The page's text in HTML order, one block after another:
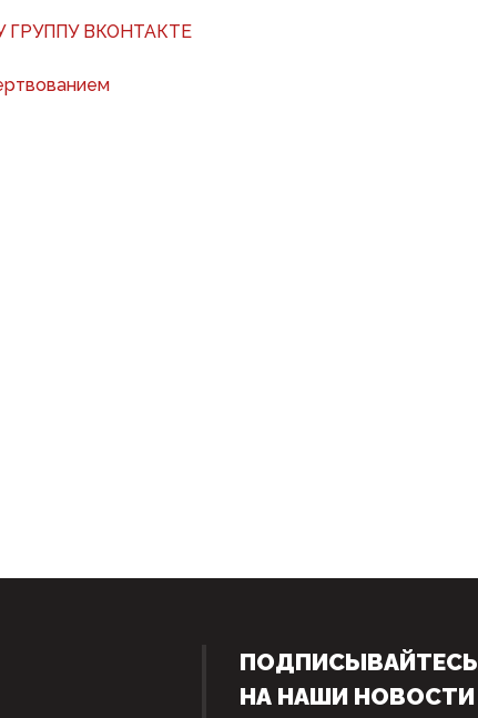
ВКОНТАКТЕ
ПОДПИСЫВАЙТЕСЬ
НА НАШИ НОВОСТИ